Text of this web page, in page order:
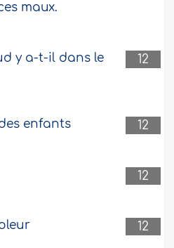
maux.
12
y a-t-il dans le
12
enfants
12
12